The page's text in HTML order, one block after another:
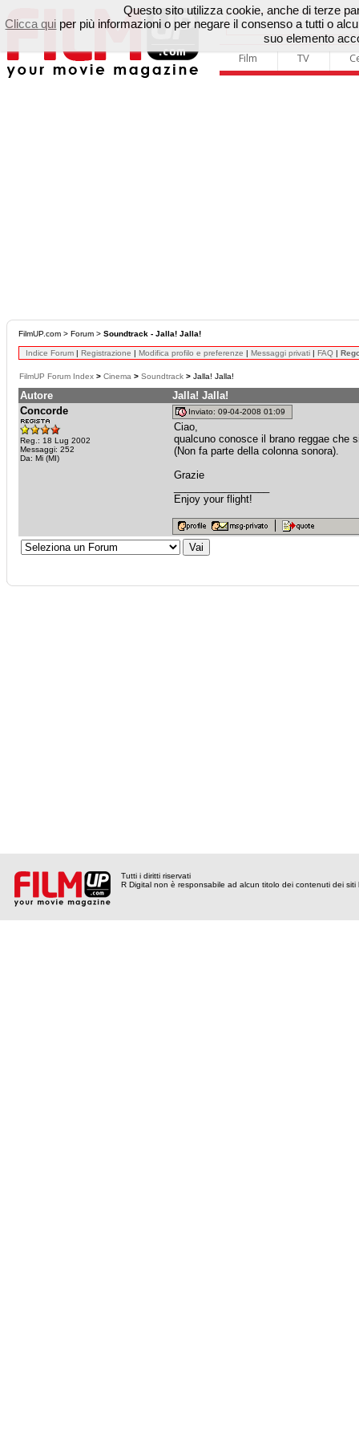
Film TV
FilmUP.com > Forum > Soundtrack - Jalla! Jalla!
Indice Forum | Registrazione | Modifica profilo e preferenze | Messaggi privati | FAQ |
FilmUP Forum Index > Cinema > Soundtrack > Jalla! Jalla!
Autore
Jalla! Jalla!
Concorde
Reg.: 18 Lug 2002
Messaggi: 252
Da: Mi (MI)
Inviato: 09-04-2008 01:09
Ciao,
qualcuno conosce il brano reggae che
(Non fa parte della colonna sonora).
Grazie
Enjoy your flight!
Tutti i diritti riservati
R Digital non è responsabile ad alcun titolo dei contenuti dei siti
Questo sito utilizza cookie, anche di terze
Clicca qui per più informazioni o per negare il consenso a tutti o
suo elemento